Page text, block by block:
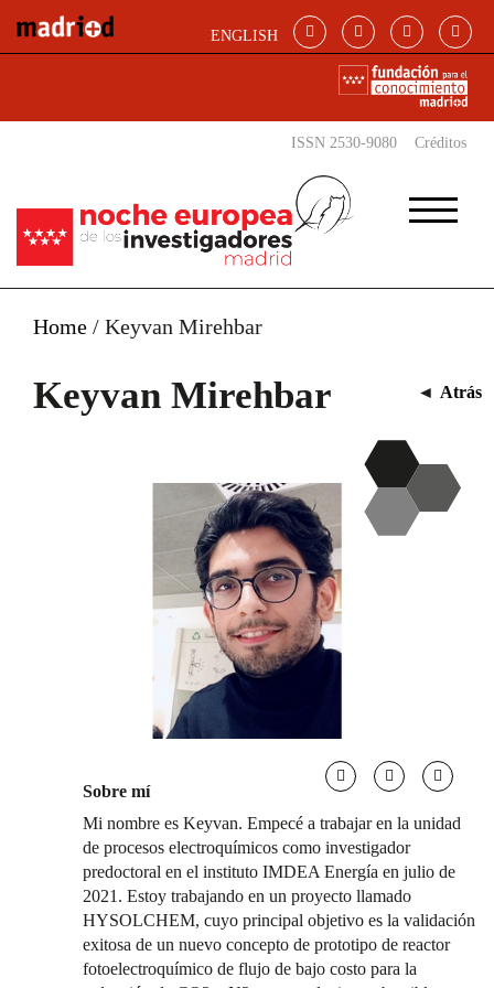
ENGLISH
ISSN 2530-9080 Créditos
Home / Keyvan Mirehbar
Keyvan Mirehbar ◄ Atrás
Sobre mí
Mi nombre es Keyvan. Empecé a trabajar en la unidad
de procesos electroquímicos como investigador
predoctoral en el instituto IMDEA Energía en julio de
2021. Estoy trabajando en un proyecto llamado
HYSOLCHEM, cuyo principal objetivo es la validación
exitosa de un nuevo concepto de prototipo de reactor
fotoelectroquímico de flujo de bajo costo para la